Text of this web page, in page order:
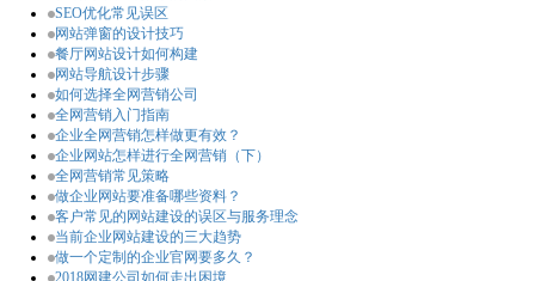
SEO优化常见误区
网站弹窗的设计技巧
餐厅网站设计如何构建
网站导航设计步骤
如何选择全网营销公司
全网营销入门指南
企业全网营销怎样做更有效？
企业网站怎样进行全网营销（下）
全网营销常见策略
做企业网站要准备哪些资料？
客户常见的网站建设的误区与服务理念
当前企业网站建设的三大趋势
做一个定制的企业官网要多久？
2018网建公司如何走出困境